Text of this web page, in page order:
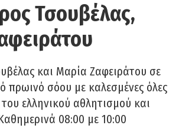
Τσουβέλας,
και Μαρία Ζαφειράτου σε
πρωινό σόου με καλεσμένες όλες
ελληνικού αθλητισμού και
08:00 με 10:00